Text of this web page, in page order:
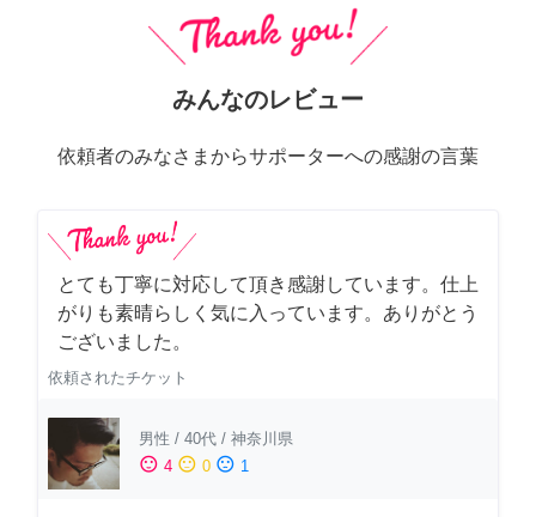
みんなのレビュー
依頼者のみなさまからサポーターへの感謝の言葉
とても丁寧に対応して頂き感謝しています。仕上
がりも素晴らしく気に入っています。ありがとう
ございました。
依頼されたチケット
男性 / 40代 / 神奈川県
sentiment_satisfied 4 sentiment_neutral 0 sentiment_dissatisfied 1